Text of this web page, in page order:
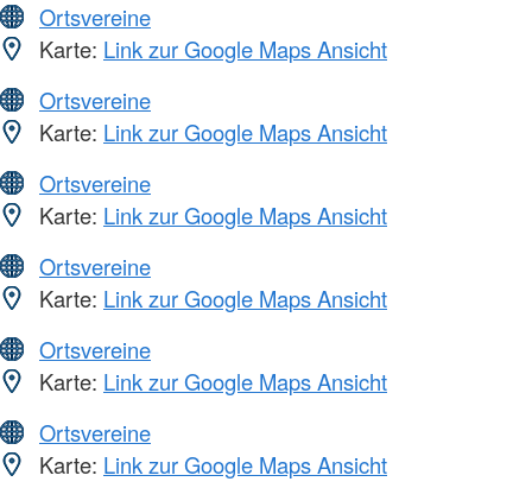
Ortsvereine
Karte: Link zur Google Maps Ansicht
Ortsvereine
Karte: Link zur Google Maps Ansicht
Ortsvereine
Karte: Link zur Google Maps Ansicht
Ortsvereine
Karte: Link zur Google Maps Ansicht
Ortsvereine
Karte: Link zur Google Maps Ansicht
Ortsvereine
Karte: Link zur Google Maps Ansicht